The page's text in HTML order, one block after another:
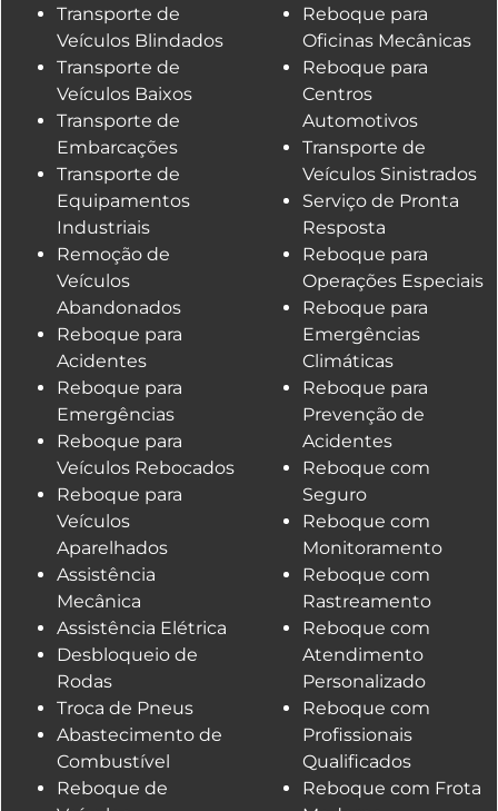
Transporte de
Veículos Blindados
Transporte de
Veículos Baixos
Transporte de
Embarcações
Transporte de
Equipamentos
Industriais
Remoção de
Veículos
Abandonados
Reboque para
Acidentes
Reboque para
Emergências
Reboque para
Veículos Rebocados
Reboque para
Veículos
Aparelhados
Assistência
Mecânica
Assistência Elétrica
Desbloqueio de
Rodas
Troca de Pneus
Abastecimento de
Combustível
Reboque de
Reboque para
Oficinas Mecânicas
Reboque para
Centros
Automotivos
Transporte de
Veículos Sinistrados
Serviço de Pronta
Resposta
Reboque para
Operações Especiais
Reboque para
Emergências
Climáticas
Reboque para
Prevenção de
Acidentes
Reboque com
Seguro
Reboque com
Monitoramento
Reboque com
Rastreamento
Reboque com
Atendimento
Personalizado
Reboque com
Profissionais
Qualificados
Reboque com Frota